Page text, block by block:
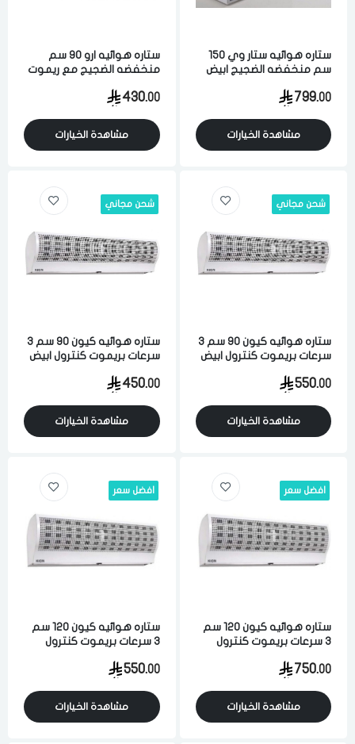
ستاره هوائيه ستار وي 150
سم منخفضه الضجيج ابيض
799.00
مشاهدة الخيارات
ستاره هوائيه ارو 90 سم
منخفضه الضجيج مع ريموت
430.00
مشاهدة الخيارات
شحن مجاني
ستاره هوائيه كيون 90 سم 3
سرعات بريموت كنترول ابيض
550.00
مشاهدة الخيارات
شحن مجاني
ستاره هوائيه كيون 90 سم 3
سرعات بريموت كنترول ابيض
450.00
مشاهدة الخيارات
افضل سعر
ستاره هوائيه كيون 120 سم
3 سرعات بريموت كنترول
750.00
مشاهدة الخيارات
افضل سعر
ستاره هوائيه كيون 120 سم
3 سرعات بريموت كنترول
550.00
مشاهدة الخيارات